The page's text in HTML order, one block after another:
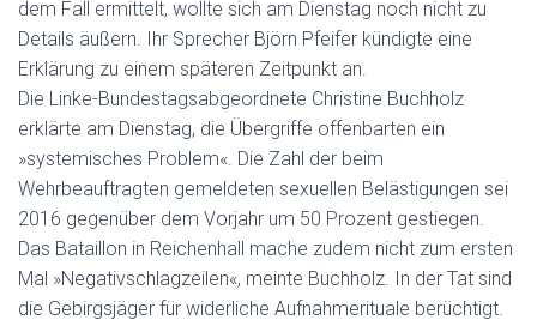
dem Fall ermittelt, wollte sich am Dienstag noch nicht zu
Details äußern. Ihr Sprecher Björn Pfeifer kündigte eine
Erklärung zu einem späteren Zeitpunkt an.
Die Linke-Bundestagsabgeordnete Christine Buchholz
erklärte am Dienstag, die Übergriffe offenbarten ein
»systemisches Problem«. Die Zahl der beim
Wehrbeauftragten gemeldeten sexuellen Belästigungen sei
2016 gegenüber dem Vorjahr um 50 Prozent gestiegen.
Das Bataillon in Reichenhall mache zudem nicht zum ersten
Mal »Negativschlagzeilen«, meinte Buchholz. In der Tat sind
die Gebirgsjäger für widerliche Aufnahmerituale berüchtigt.